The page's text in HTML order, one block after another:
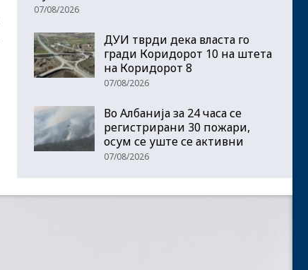
07/08/2026
ДУИ тврди дека власта го
гради Коридорот 10 на штета
на Коридорот 8
07/08/2026
Во Албанија за 24 часа се
регистрирани 30 пожари,
осум се уште се активни
07/08/2026